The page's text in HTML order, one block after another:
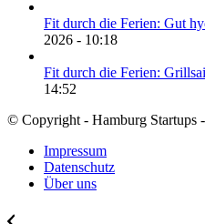
Fit durch die Ferien: Gut
2026 - 10:18
Fit durch die Ferien:
14:52
© Copyright - Hamburg Startups
Impressum
Datenschutz
Über uns